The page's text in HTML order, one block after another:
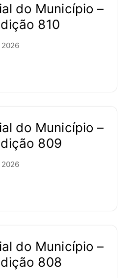
do Município –
810
do Município –
809
do Município –
808